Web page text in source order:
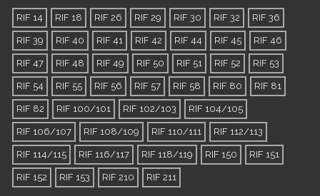
RIF 14 RIF 18 RIF 26 RIF 29 RIF 30 RIF 32 RIF 36
RIF 39 RIF 40 RIF 41 RIF 42 RIF 44 RIF 45 RIF 46
RIF 47 RIF 48 RIF 49 RIF 50 RIF 51 RIF 52 RIF 53
RIF 54 RIF 55 RIF 56 RIF 57 RIF 58 RIF 80 RIF 81
RIF 82 RIF 100/101 RIF 102/103 RIF 104/105
RIF 106/107 RIF 108/109 RIF 110/111 RIF 112/113
RIF 114/115 RIF 116/117 RIF 118/119 RIF 150 RIF 151
RIF 152 RIF 153 RIF 210 RIF 211